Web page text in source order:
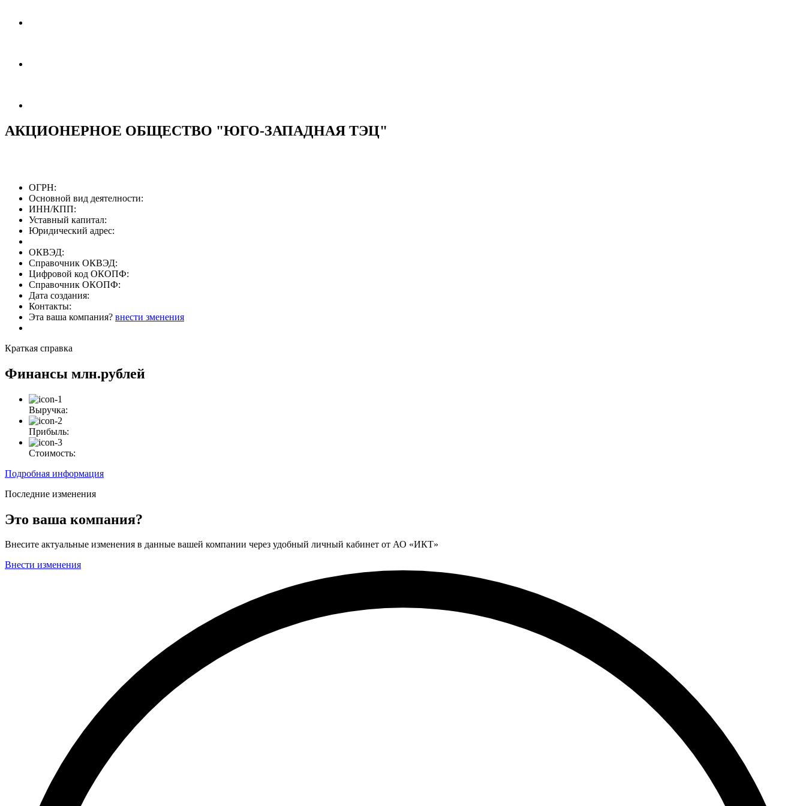
АКЦИОНЕРНОЕ ОБЩЕСТВО "ЮГО-ЗАПАДНАЯ ТЭЦ"
ОГРН:
Основной вид деятелности:
ИНН/КПП:
Уставный капитал:
Юридический адрес:
ОКВЭД:
Справочник ОКВЭД:
Цифровой код ОКОПФ:
Справочник ОКОПФ:
Дата создания:
Контакты:
Эта ваша компания? внести зменения
Краткая справка
Финансы млн.рублей
Выручка:
Прибыль:
Стоимость:
Подробная информация
Последние изменения
Это ваша компания?
Внесите актуальные изменения в данные вашей компании через удобный личный кабинет от АО «ИКТ»
Внести изменения